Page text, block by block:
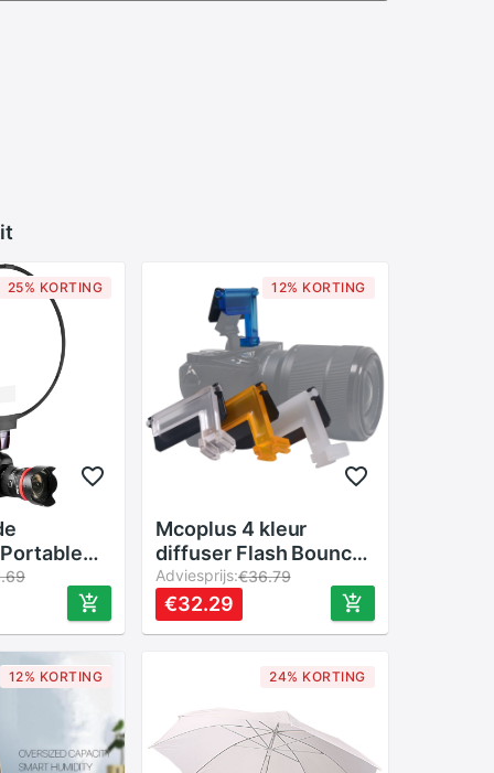
25% KORTING
Op-Top
Camera
12% KORTING
Mcoplus 4 kleur
diffuser Flash Bounce
Kaarten speelsheid
diffuser op camera
voor Sony A6500
Adviesprijs:€36.79
€32.29
12% KORTING 24% KORTING